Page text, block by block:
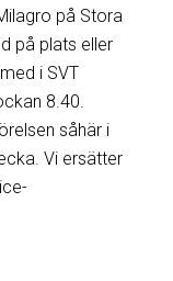
på Stora
på plats eller
i SVT
8.40.
såhär i
Vi ersätter